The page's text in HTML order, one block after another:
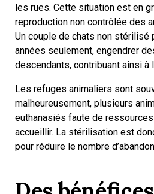
les rues. Cette situation est en
reproduction non contrôlée des
Un couple de chats non stérilisé
années seulement, engendrer
descendants, contribuant ainsi à
Les refuges animaliers sont
malheureusement, plusieurs
euthanasiés faute de
accueillir. La stérilisation est
pour réduire le nombre